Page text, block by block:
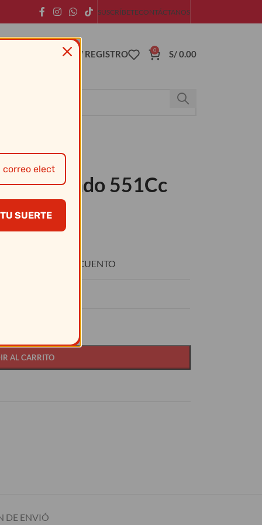
SUSCRÍBETECONTÁCTANOS
ACCESO / REGISTRO 0 S/0.00
Hondo 551Cc
DESCUENTO
AL CARRITO
DE ENVIÓ
SUERTE